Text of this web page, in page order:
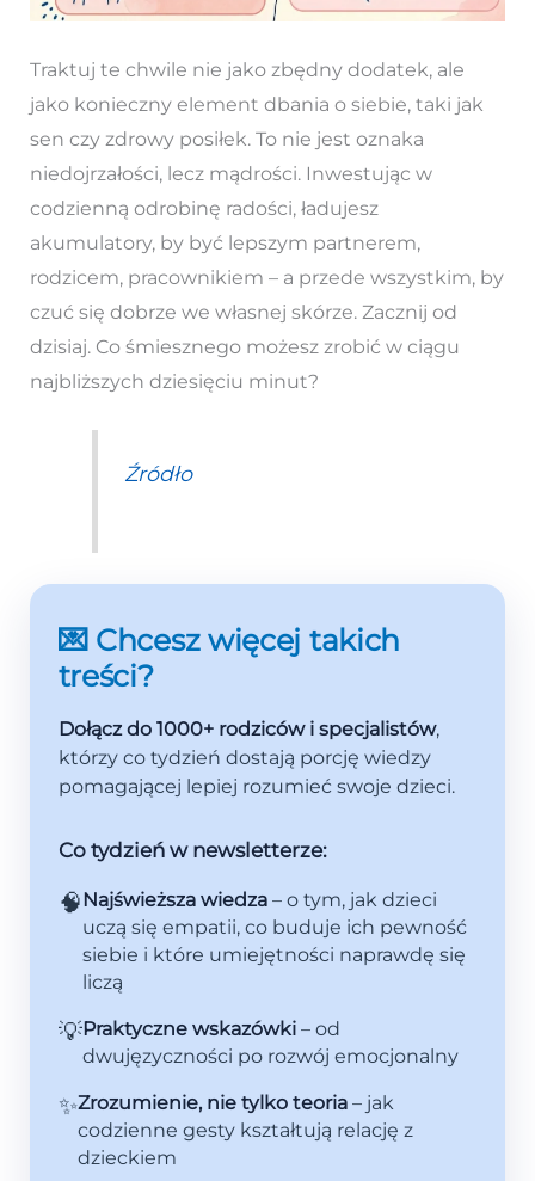
Traktuj te chwile nie jako zbędny dodatek, ale
jako konieczny element dbania o siebie, taki jak
sen czy zdrowy posiłek. To nie jest oznaka
niedojrzałości, lecz mądrości. Inwestując w
codzienną odrobinę radości, ładujesz
akumulatory, by być lepszym partnerem,
rodzicem, pracownikiem – a przede wszystkim, by
czuć się dobrze we własnej skórze. Zacznij od
dzisiaj. Co śmiesznego możesz zrobić w ciągu
najbliższych dziesięciu minut?
Źródło
💌 Chcesz więcej takich
treści?
Dołącz do 1000+ rodziców i specjalistów,
którzy co tydzień dostają porcję wiedzy
pomagającej lepiej rozumieć swoje dzieci.
Co tydzień w newsletterze:
🧠Najświeższa wiedza– o tym, jak dzieci
uczą się empatii, co buduje ich pewność
siebie i które umiejętności naprawdę się
liczą
💡Praktyczne wskazówki– od
dwujęzyczności po rozwój emocjonalny
✨Zrozumienie, nie tylko teoria– jak
codzienne gesty kształtują relację z
dzieckiem